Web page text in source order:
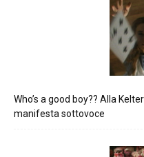
Who’s a good boy?? Alla
manifesta sottovoce